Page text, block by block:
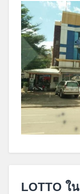
27,
2019
LOTTO ใ